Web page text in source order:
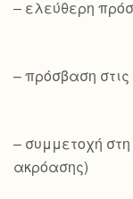
– ελεύθερη
– πρόσβαση
– συμμετοχή
ακρόασης)